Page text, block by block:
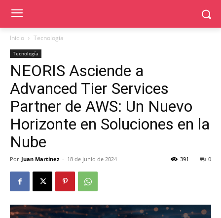
Inicio Tecnología
Tecnología
NEORIS Asciende a
Advanced Tier Services
Partner de AWS: Un Nuevo
Horizonte en Soluciones en la
Nube
Por Juan Martínez - 18 de junio de 2024 0
391